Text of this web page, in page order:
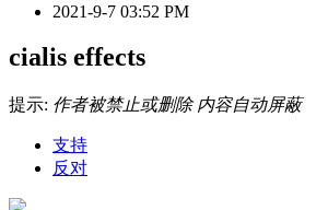
2021-9-7 03:52 PM
cialis effects
提示: 作者被禁止或删除 内容自动屏蔽
支持
反对